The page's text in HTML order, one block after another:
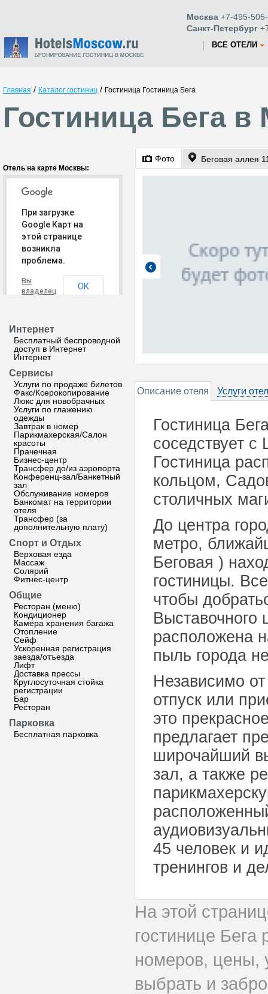
Москва +7-495-
Санкт-Петербург
ВСЕ ОТЕЛИ
Главная / Каталог гостиниц / Гостиница Гостиница Бега
Гостиница Бега в
Отель на карте Москвы:
При загрузке
Google Карт на
этой странице
возникла
проблема.
Вы
владелец
ОК
Интернет
Бесплатный беспроводной
доступ в Интернет
Интернет
Сервисы
Услуги по продаже билетов
Факс/Ксерокопирование
Люкс для новобрачных
Услуги по глажению
одежды
Завтрак в номер
Парикмахерская/Салон
красоты
Прачечная
Бизнес-центр
Трансфер до/из аэропорта
Конференц-зал/Банкетный
зал
Обслуживание номеров
Банкомат на территории
отеля
Трансфер (за
дополнительную плату)
Спорт и Отдых
Верховая езда
Массаж
Солярий
Фитнес-центр
Общие
Ресторан (меню)
Кондиционер
Камера хранения багажа
Отопление
Сейф
Ускоренная регистрация
заезда/отъезда
Лифт
Доставка прессы
Круглосуточная стойка
регистрации
Бар
Ресторан
Парковка
Бесплатная парковка
Фото Беговая аллея
Описание отеля Услуги
Гостиница
соседствует
Гостиница
кольцом,
столичных
До центра
метро,
Беговая )
гостиницы.
чтобы
Выставочного
расположена
пыль города
Независимо
отпуск или
это
предлагает
широчайший
зал, а также
45 человек и
тренингов и
На этой
гостинице
номеров, цены,
выбрать и